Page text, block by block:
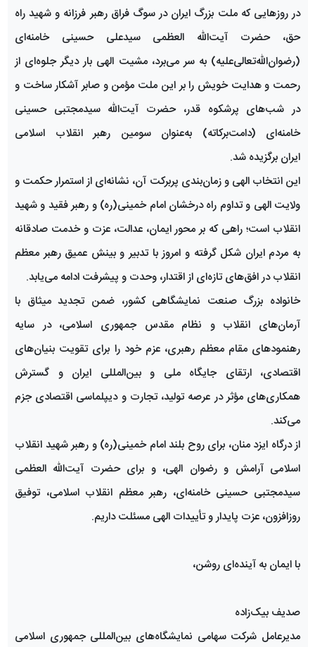
در روزهایی که ملت بزرگ ایران در سوگ فراق رهبر فرزانه و شهید راه
حق، حضرت آیت‌الله العظمی سیدعلی حسینی خامنه‌ای
(رضوان‌الله‌تعالی‌علیه) به سر می‌برد، مشیت الهی بار دیگر جلوه‌ای از
رحمت و هدایت خویش را بر این ملت مؤمن و صابر آشکار ساخت و
در شب‌های پرشکوه قدر، حضرت آیت‌الله سیدمجتبی حسینی
خامنه‌ای (دامت‌برکاته) به‌عنوان سومین رهبر انقلاب اسلامی
ایران برگزیده شد.
این انتخاب الهی و زمان‌بندی پربرکت آن، نشانه‌ای از استمرار حکمت و
ولایت الهی و تداوم راه درخشان امام خمینی(ره) و رهبر فقید و شهید
انقلاب است؛ راهی که بر محور ایمان، عدالت، عزت و خدمت صادقانه
به مردم ایران شکل گرفته و امروز با تدبیر و بینش عمیق رهبر معظم
انقلاب در افق‌های تازه‌ای از اقتدار، وحدت و پیشرفت ادامه می‌یابد.
خانواده بزرگ صنعت نمایشگاهی کشور، ضمن تجدید میثاق با
آرمان‌های انقلاب و نظام مقدس جمهوری اسلامی، در سایه
رهنمودهای مقام معظم رهبری، عزم خود را برای تقویت بنیان‌های
اقتصادی، ارتقای جایگاه ملی و بین‌المللی ایران و گسترش
همکاری‌های مؤثر در عرصه تولید، تجارت و دیپلماسی اقتصادی جزم
می‌کند.
از درگاه ایزد منان، برای روح بلند امام خمینی(ره) و رهبر شهید انقلاب
اسلامی آرامش و رضوان الهی، و برای حضرت آیت‌الله العظمی
سیدمجتبی حسینی خامنه‌ای، رهبر معظم انقلاب اسلامی، توفیق
روزافزون، عزت پایدار و تأییدات الهی مسئلت داریم.
با ایمان به آینده‌ای روشن،
صدیف بیک‌زاده
مدیرعامل شرکت سهامی نمایشگاه‌های بین‌المللی جمهوری اسلامی